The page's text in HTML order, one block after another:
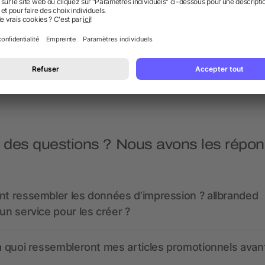
stress ballon de rugby Anti-stress 'Cœur' en
dès 0,41 €
des questions ? Nous avons les
ressembler les données d’impression ? allbranded
service pour les créer ?
quoi ressembleront mes articles promotionnels